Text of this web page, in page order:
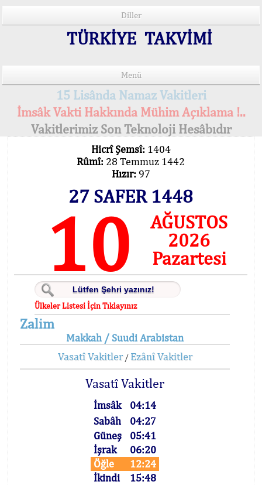
Diller
TÜRKİYE TAKVİMİ
Menü
15 Lisânda Namaz Vakitleri
İmsâk Vakti Hakkında Mühim Açıklama !..
Vakitlerimiz Son Teknoloji Hesâbıdır
Hicrî Şemsî: 1404
Rûmî: 28 Temmuz 1442
Hızır: 97
27 SAFER 1448
10
AĞUSTOS
2026
Pazartesi
Ülkeler Listesi İçin Tıklayınız
Zalim
Makkah / Suudi Arabistan
Vasatî Vakitler/ Ezânî Vakitler
Vasatî Vakitler
İmsâk
04:14
Sabâh
04:27
Güneş
05:41
İşrak
06:20
Öğle
12:24
İkindi
15:48